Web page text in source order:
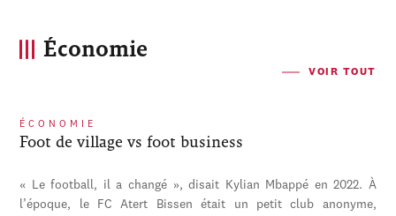
Économie
VOIR TOUT
ÉCONOMIE
Foot de village vs foot business
« Le football, il a changé », disait Kylian Mbappé en 2022. À
l’époque, le FC Atert Bissen était un petit club anonyme,